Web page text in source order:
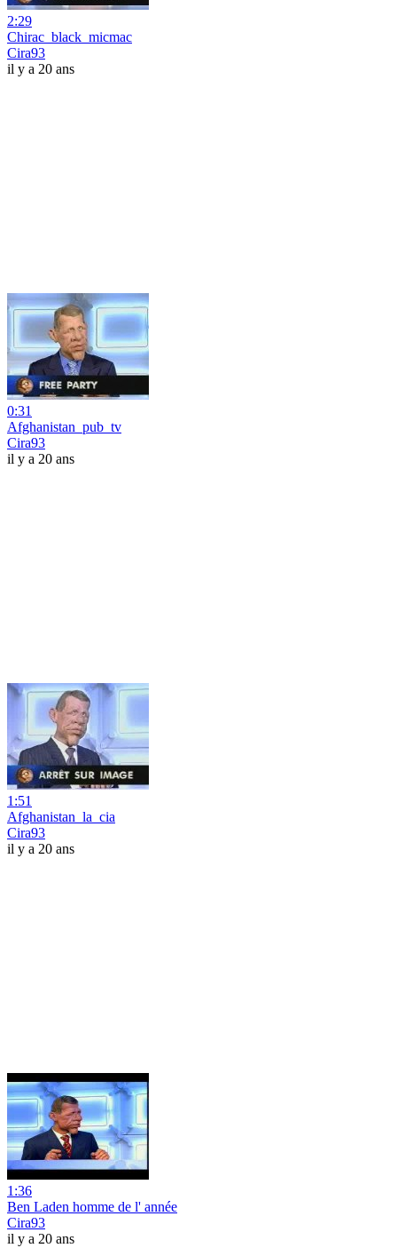
2:29
Chirac_black_micmac
Cira93
il y a 20 ans
0:31
Afghanistan_pub_tv
Cira93
il y a 20 ans
1:51
Afghanistan_la_cia
Cira93
il y a 20 ans
1:36
Ben Laden homme de l' année
Cira93
il y a 20 ans